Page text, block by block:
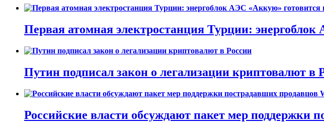
Первая атомная электростанция Турции:
Путин подписал закон о легализации криптовалют в
Российские власти обсуждают пакет мер поддержки